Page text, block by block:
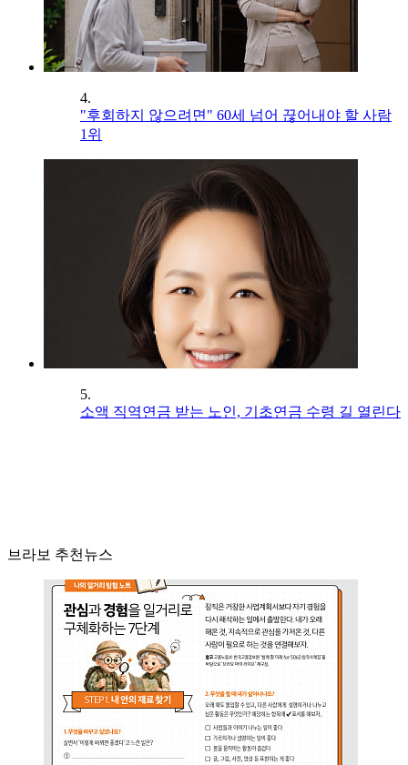
4.
"후회하지 않으려면" 60세 넘어 끊어내야 할 사람
1위
5.
소액 직역연금 받는 노인, 기초연금 수령 길 열린다
브라보 추천뉴스